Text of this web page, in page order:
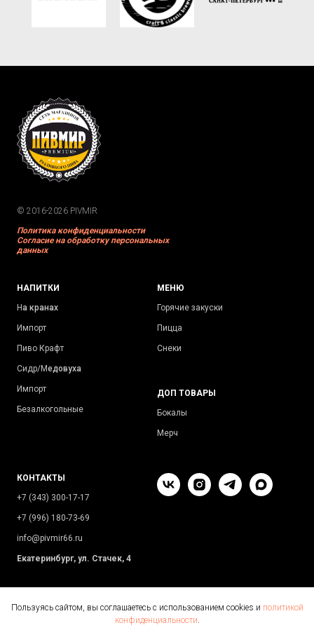
© 2016-2026 PIVMIR
Политика конфиденциальности
Согласие на обработку персональных
данных
НАПИТКИ
На кранах
Импорт
Пиво Крафт
Сидр/Медовуха
Импорт
Безалкогольные
МЕНЮ
Горячие закуски
Пицца
Снеки
ДОП ТОВАРЫ
Бокалы
Мерч
КОНТАКТЫ
+7 (343) 300-17-17
+7 (996) 180-73-69
info@pivmir66.ru
Екатеринбург, ул. Стачек, 4
Пользуясь сайтом, вы соглашаетесь с использованием cookies и политикой
конфиденциальности.